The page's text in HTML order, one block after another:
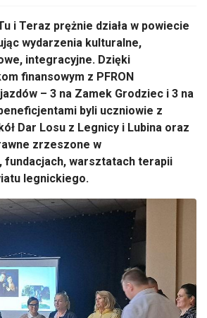
i Teraz prężnie działa w powiecie
wydarzenia kulturalne,
integracyjne. Dzięki
finansowym z PFRON
– 3 na Zamek Grodziec i 3 na
byli uczniowie z
Dar Losu z Legnicy i Lubina oraz
zrzeszone w
fundacjach, warsztatach terapii
legnickiego.